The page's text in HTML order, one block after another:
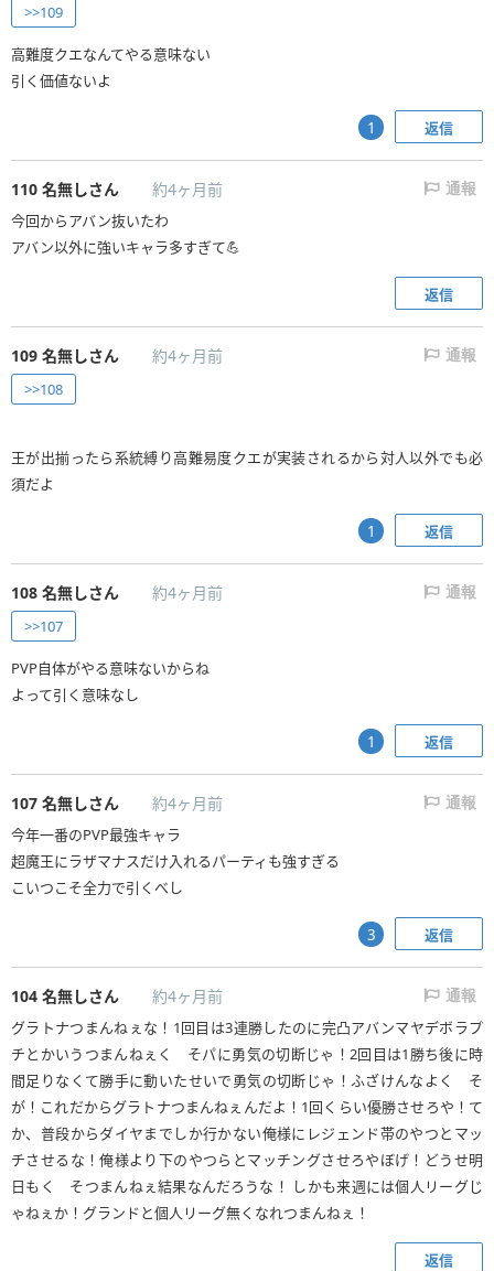
>>109
高難度クエなんてやる意味ない
引く価値ないよ
返信
1
110 名無しさん 約4ヶ月前 通報
今回からアバン抜いたわ
アバン以外に強いキャラ多すぎて💪
返信
109 名無しさん 約4ヶ月前 通報
>>108
王が出揃ったら系統縛り高難易度クエが実装されるから対人以外でも必
須だよ
返信
1
108 名無しさん 約4ヶ月前 通報
>>107
PVP自体がやる意味ないからね
よって引く意味なし
返信
1
107 名無しさん 約4ヶ月前 通報
今年一番のPVP最強キャラ
超魔王にラザマナスだけ入れるパーティも強すぎる
こいつこそ全力で引くべし
返信
3
104 名無しさん 約4ヶ月前 通報
グラトナつまんねぇな！1回目は3連勝したのに完凸アバンマヤデボラプ
チとかいうつまんねぇく そパに勇気の切断じゃ！2回目は1勝ち後に時
間足りなくて勝手に動いたせいで勇気の切断じゃ！ふざけんなよく そ
が！これだからグラトナつまんねぇんだよ！1回くらい優勝させろや！て
か、普段からダイヤまでしか行かない俺様にレジェンド帯のやつとマッ
チさせるな！俺様より下のやつらとマッチングさせろやぼげ！どうせ明
日もく そつまんねぇ結果なんだろうな！ しかも来週には個人リーグじ
ゃねぇか！グランドと個人リーグ無くなれつまんねぇ！
返信